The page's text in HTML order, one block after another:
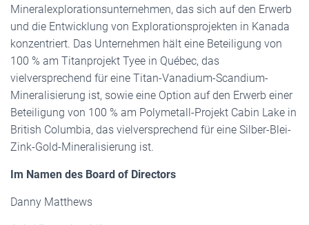
Mineralexplorationsunternehmen, das sich auf den Erwerb
und die Entwicklung von Explorationsprojekten in Kanada
konzentriert. Das Unternehmen hält eine Beteiligung von
100 % am Titanprojekt Tyee in Québec, das
vielversprechend für eine Titan-Vanadium-Scandium-
Mineralisierung ist, sowie eine Option auf den Erwerb einer
Beteiligung von 100 % am Polymetall-Projekt Cabin Lake in
British Columbia, das vielversprechend für eine Silber-Blei-
Zink-Gold-Mineralisierung ist.
Im Namen des Board of Directors
Danny Matthews